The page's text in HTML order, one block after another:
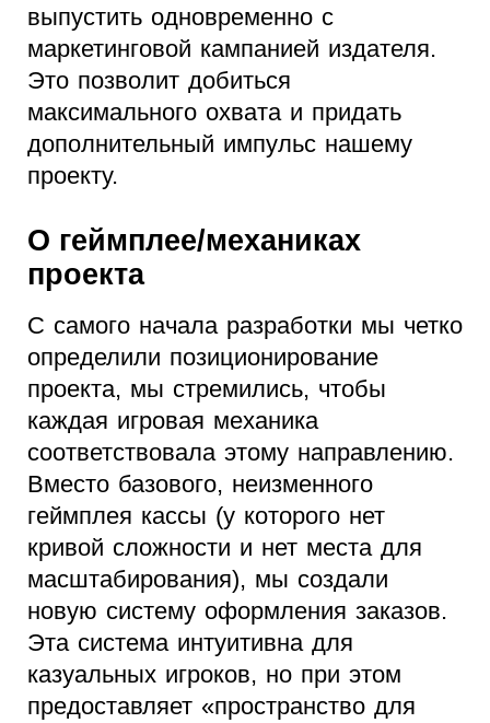
выпустить одновременно с
маркетинговой кампанией издателя.
Это позволит добиться
максимального охвата и придать
дополнительный импульс нашему
проекту.
О геймплее/механиках
проекта
С самого начала разработки мы четко
определили позиционирование
проекта, мы стремились, чтобы
каждая игровая механика
соответствовала этому направлению.
Вместо базового, неизменного
геймплея кассы (у которого нет
кривой сложности и нет места для
масштабирования), мы создали
новую систему оформления заказов.
Эта система интуитивна для
казуальных игроков, но при этом
предоставляет «пространство для